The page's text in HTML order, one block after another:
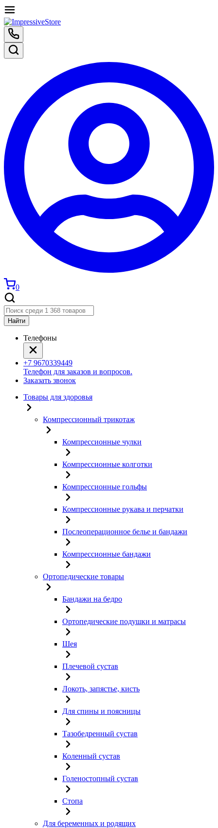
0
Найти
Телефоны
+7 9670339449
Телефон для заказов и вопросов.
Заказать звонок
Товары для здоровья
Компрессионный трикотаж
Компрессионные чулки
Компрессионные колготки
Компрессионные гольфы
Компрессионные рукава и перчатки
Послеоперационное белье и бандажи
Компрессионные бандажи
Ортопедические товары
Бандажи на бедро
Ортопедические подушки и матрасы
Шея
Плечевой сустав
Локоть, запястье, кисть
Для спины и поясницы
Тазобедренный сустав
Коленный сустав
Голеностопный сустав
Стопа
Для беременных и родящих